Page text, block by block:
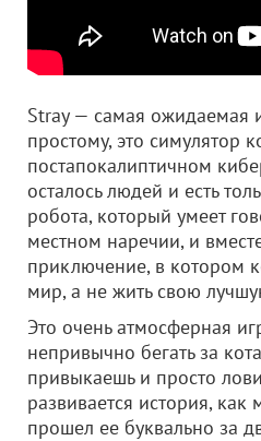
Stray — самая ожидаемая
простому, это симулятор
постапокалиптичном
осталось людей и есть
робота, который умеет
местном наречии, и
приключение, в котором
мир, а не жить свою
Это очень атмосферная
непривычно бегать за
привыкаешь и просто
развивается история,
прошел ее буквально за